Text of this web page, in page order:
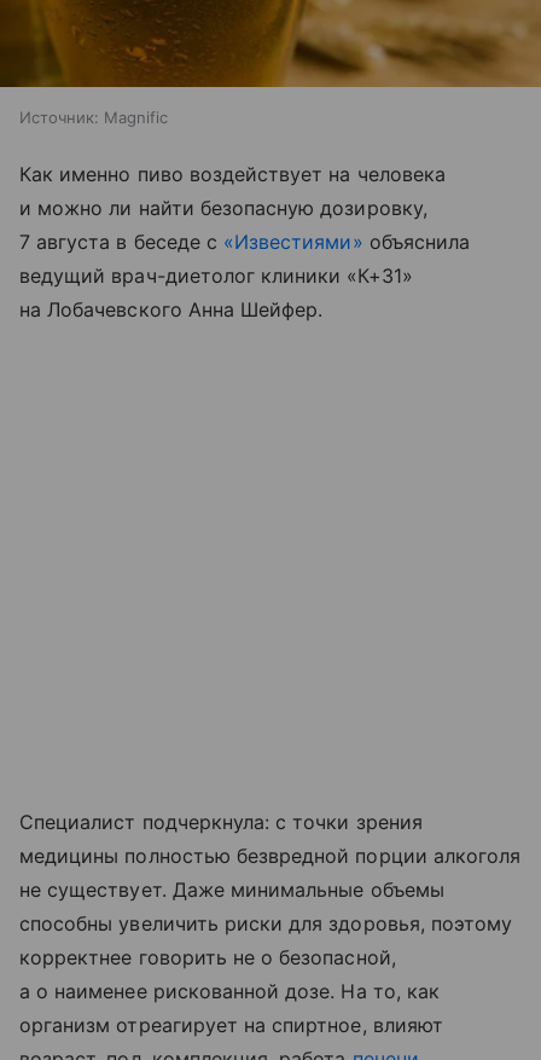
Источник: Magnific
Как именно пиво воздействует на человека
и можно ли найти безопасную дозировку,
7 августа в беседе с «Известиями» объяснила
ведущий врач-диетолог клиники «К+31»
на Лобачевского Анна Шейфер.
Специалист подчеркнула: с точки зрения
медицины полностью безвредной порции алкоголя
не существует. Даже минимальные объемы
способны увеличить риски для здоровья, поэтому
корректнее говорить не о безопасной,
а о наименее рискованной дозе. На то, как
организм отреагирует на спиртное, влияют